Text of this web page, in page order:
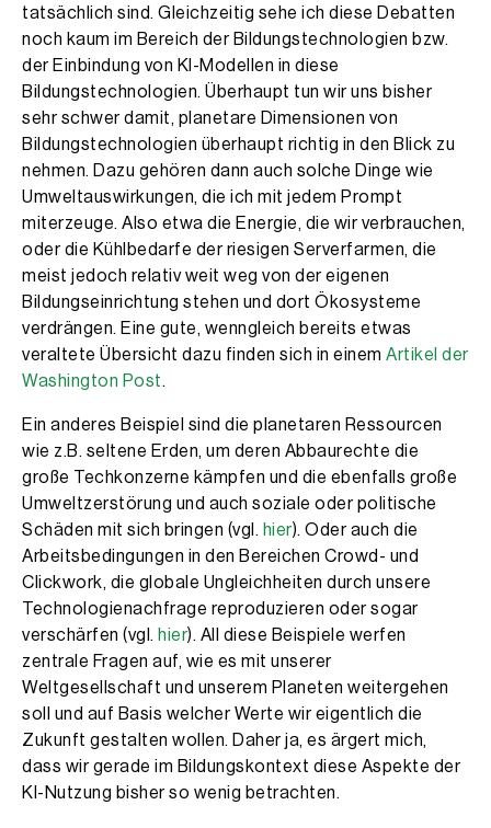
tatsächlich sind. Gleichzeitig sehe ich diese Debatten
noch kaum im Bereich der Bildungstechnologien bzw.
der Einbindung von KI-Modellen in diese
Bildungstechnologien. Überhaupt tun wir uns bisher
sehr schwer damit, planetare Dimensionen von
Bildungstechnologien überhaupt richtig in den Blick zu
nehmen. Dazu gehören dann auch solche Dinge wie
Umweltauswirkungen, die ich mit jedem Prompt
miterzeuge. Also etwa die Energie, die wir verbrauchen,
oder die Kühlbedarfe der riesigen Serverfarmen, die
meist jedoch relativ weit weg von der eigenen
Bildungseinrichtung stehen und dort Ökosysteme
verdrängen. Eine gute, wenngleich bereits etwas
veraltete Übersicht dazu finden sich in einem Artikel der
Washington Post.
Ein anderes Beispiel sind die planetaren Ressourcen
wie z.B. seltene Erden, um deren Abbaurechte die
große Techkonzerne kämpfen und die ebenfalls große
Umweltzerstörung und auch soziale oder politische
Schäden mit sich bringen (vgl. hier). Oder auch die
Arbeitsbedingungen in den Bereichen Crowd- und
Clickwork, die globale Ungleichheiten durch unsere
Technologienachfrage reproduzieren oder sogar
verschärfen (vgl. hier). All diese Beispiele werfen
zentrale Fragen auf, wie es mit unserer
Weltgesellschaft und unserem Planeten weitergehen
soll und auf Basis welcher Werte wir eigentlich die
Zukunft gestalten wollen. Daher ja, es ärgert mich,
dass wir gerade im Bildungskontext diese Aspekte der
KI-Nutzung bisher so wenig betrachten.